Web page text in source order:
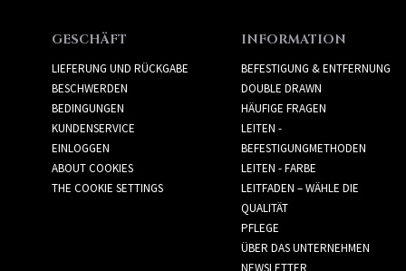
GESCHÄFT
LIEFERUNG UND RÜCKGABE
BESCHWERDEN
BEDINGUNGEN
KUNDENSERVICE
EINLOGGEN
ABOUT COOKIES
THE COOKIE SETTINGS
INFORMATION
BEFESTIGUNG & ENTFERNUNG
DOUBLE DRAWN
HÄUFIGE FRAGEN
LEITEN -
BEFESTIGUNGMETHODEN
LEITEN - FARBE
LEITFADEN – WÄHLE DIE
QUALITÄT
PFLEGE
ÜBER DAS UNTERNEHMEN
NEWSLETTER